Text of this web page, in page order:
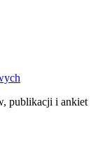
publikacji i ankiet